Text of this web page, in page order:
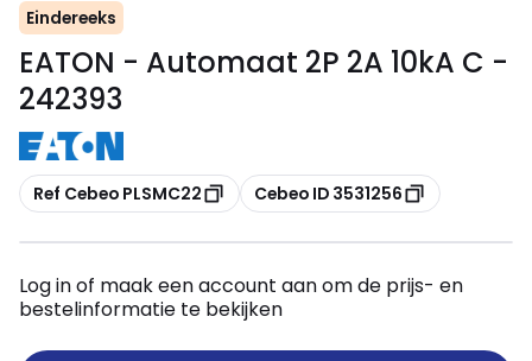
Eindereeks
EATON - Automaat 2P 2A 10kA C -
242393
Kopiëren
Ref Cebeo PLSMC22 Kopiëren
Cebeo ID 3531256
Log in of maak een account aan om de prijs- en
bestelinformatie te bekijken